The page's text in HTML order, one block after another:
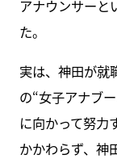
アナウンサーと
た。
実は、神田が就
の“女子アナブ
に向かって努力
かかわらず、神